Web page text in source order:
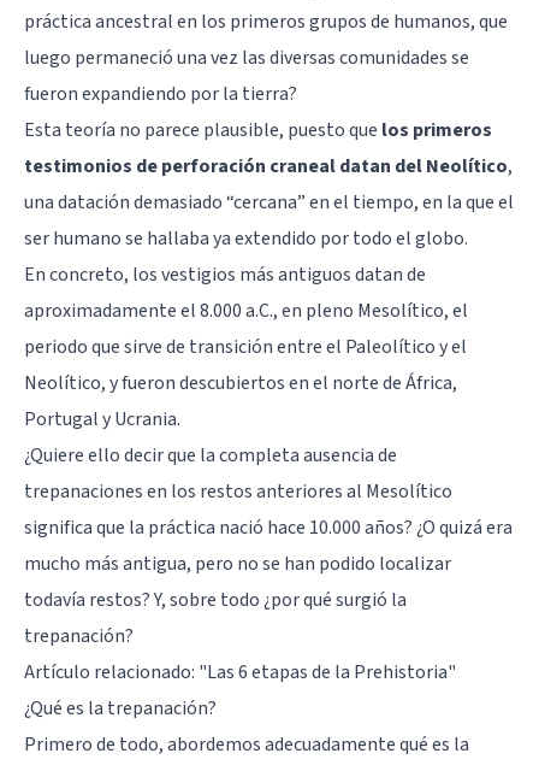
práctica ancestral en los primeros grupos de humanos, que
luego permaneció una vez las diversas comunidades se
fueron expandiendo por la tierra?
Esta teoría no parece plausible, puesto que los primeros
testimonios de perforación craneal datan del Neolítico,
una datación demasiado “cercana” en el tiempo, en la que el
ser humano se hallaba ya extendido por todo el globo.
En concreto, los vestigios más antiguos datan de
aproximadamente el 8.000 a.C., en pleno Mesolítico, el
periodo que sirve de transición entre el Paleolítico y el
Neolítico, y fueron descubiertos en el norte de África,
Portugal y Ucrania.
¿Quiere ello decir que la completa ausencia de
trepanaciones en los restos anteriores al Mesolítico
significa que la práctica nació hace 10.000 años? ¿O quizá era
mucho más antigua, pero no se han podido localizar
todavía restos? Y, sobre todo ¿por qué surgió la
trepanación?
Artículo relacionado: "Las 6 etapas de la Prehistoria"
¿Qué es la trepanación?
Primero de todo, abordemos adecuadamente qué es la